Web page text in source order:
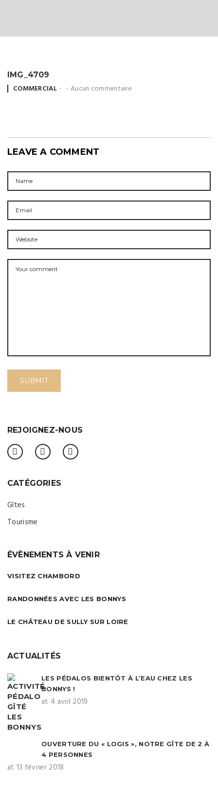
IMG_4709
Posted
COMMERCIAL Aucun commentaire
LEAVE A COMMENT
REJOIGNEZ-NOUS
CATÉGORIES
Gîtes
Tourisme
ÉVÈNEMENTS À VENIR
VISITEZ CHAMBORD
RANDONNÉES AVEC LES BONNYS
LE CHÂTEAU DE SULLY SUR LOIRE
ACTUALITÉS
LES PÉDALOS BIENTÔT À L’EAU CHEZ LES
BONNYS !
at 4 avril 2019
OUVERTURE DU « LOGIS », NOTRE GÎTE DE 2 À
4 PERSONNES
at 13 février 2018